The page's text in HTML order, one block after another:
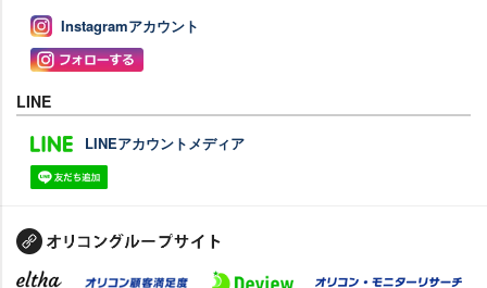
Instagramアカウント
LINE
LINEアカウントメディア